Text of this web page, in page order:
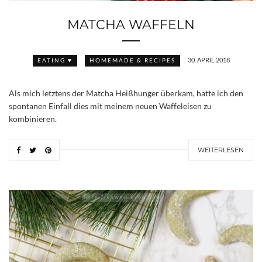
MATCHA WAFFELN
EATING ♥ HOMEMADE & RECIPES 30. APRIL 2018
Als mich letztens der Matcha Heißhunger überkam, hatte ich den
spontanen Einfall dies mit meinem neuen Waffeleisen zu
kombinieren.
WEITERLESEN